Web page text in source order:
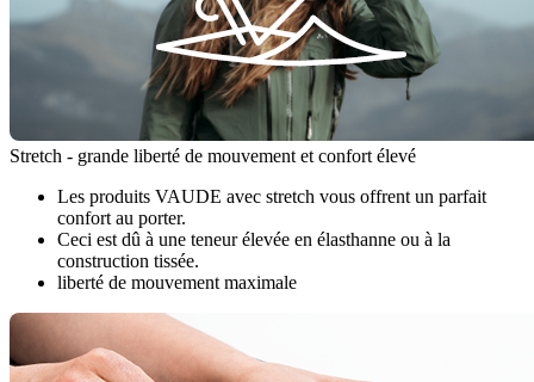
Stretch - grande liberté de mouvement et confort élevé
Les produits VAUDE avec stretch vous offrent un parfait
confort au porter.
Ceci est dû à une teneur élevée en élasthanne ou à la
construction tissée.
liberté de mouvement maximale